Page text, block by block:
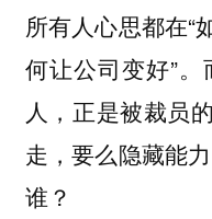
所有人心思都在“
何让公司变好”
人，正是被裁员
走，要么隐藏能
谁？